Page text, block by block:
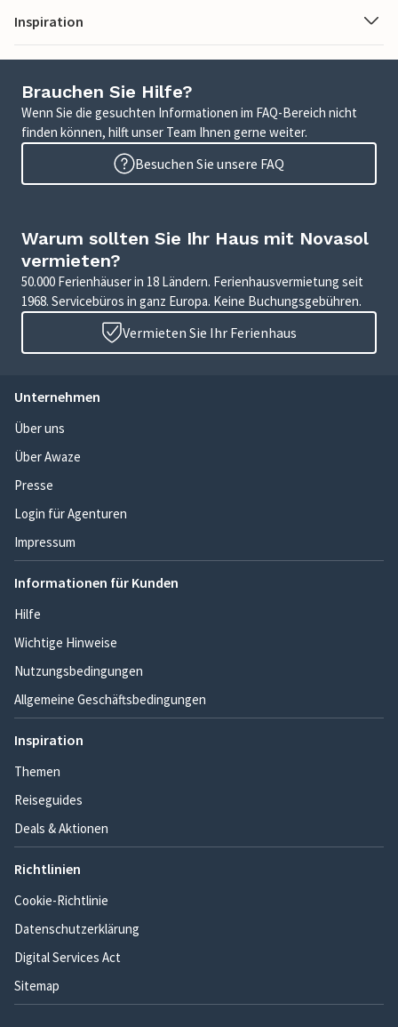
Inspiration
Brauchen Sie Hilfe?
Wenn Sie die gesuchten Informationen im FAQ-Bereich nicht
finden können, hilft unser Team Ihnen gerne weiter.
Besuchen Sie unsere FAQ
Warum sollten Sie Ihr Haus mit Novasol
vermieten?
50.000 Ferienhäuser in 18 Ländern. Ferienhausvermietung seit
1968. Servicebüros in ganz Europa. Keine Buchungsgebühren.
Vermieten Sie Ihr Ferienhaus
Unternehmen
Über uns
Über Awaze
Presse
Login für Agenturen
Impressum
Informationen für Kunden
Hilfe
Wichtige Hinweise
Nutzungsbedingungen
Allgemeine Geschäftsbedingungen
Inspiration
Themen
Reiseguides
Deals & Aktionen
Richtlinien
Cookie-Richtlinie
Datenschutzerklärung
Digital Services Act
Sitemap